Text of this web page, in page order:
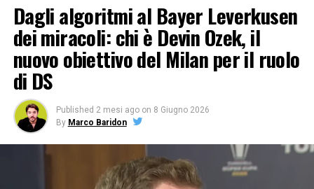
Dagli algoritmi al Bayer Leverkusen
dei miracoli: chi è Devin Ozek, il
nuovo obiettivo del Milan per il ruolo
di DS
Published 2 mesi ago on 8 Giugno 2026
By Marco Baridon